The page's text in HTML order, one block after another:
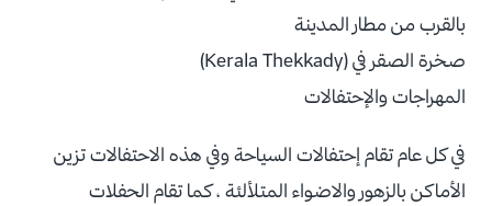
بالقرب من مطار المدينة
صخرة الصقر في (Kerala Thekkady)
المهراجات والإحتفالات
في كل عام تقام إحتفالات السياحة وفي هذه الاحتفالات تزين
الأماكن بالزهور والاضواء المتلألئة ، كما تقام الحفلات